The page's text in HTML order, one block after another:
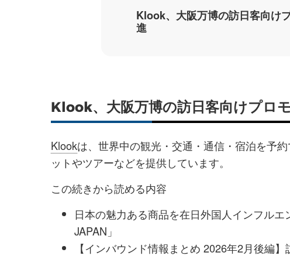
Klook、大阪万博の訪日客向け
進
Klook、大阪万博の訪日客向けプロ
Klookは、世界中の観光・交通・通信・宿泊を予約
ットやツアーなどを提供しています。
この続きから読める内容
日本の魅力ある商品を在日外国人インフル
JAPAN」
【インバウンド情報まとめ 2026年2月後編